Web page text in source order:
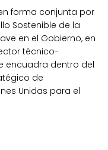
forma conjunta por
Sostenible de la
en el Gobierno, en
técnico-
encuadra dentro del
de
Unidas para el